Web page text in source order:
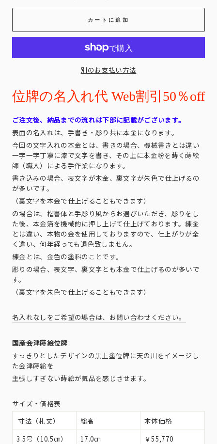
カートに追加
別のお支払い方法
位牌の名入れ代 Web割引50％off
ご注文後、納品までの流れは下部に記載がございます。
表面の名入れは、手書き・彫り共に本金になります。
今回の文字入れの本金とは、書きの場合、機械書きとは違い
一字一字丁寧に漆で文字を書き、その上に本金粉を蒔く蒔絵
師（職人）による手作業になります。
書き込みの場合、表文字が本金、裏文字が朱色で仕上げるの
が多いです。
（裏文字を本金で仕上げることもできます）
の場合は、楷書体と手彫り風からお選びいただき、彫りをし
た後、本金箔を機械的に押し上げて仕上げております。練金
とは違い、本物の金を使用しておりますので、仕上がりが全
く違い、何年経っても退色致しません。
練金とは、金色の塗料のことです。
彫りの場合、表文字、裏文字とも本金で仕上げるのが多いで
す。
（裏文字を朱色で仕上げることもできます）
名入れなしをご希望の場合は、お問い合わせください。
国産会津蒔絵位牌
すっきりとしたデザインの黒上塗位牌に天の川をイメージし
た会津蒔絵を
主張しすぎない蒔絵が気品を感じさせます。
サイズ・価格表
寸法（札丈）
総高
本体価格
3.5号（10.5㎝）
17.0㎝
￥55,770